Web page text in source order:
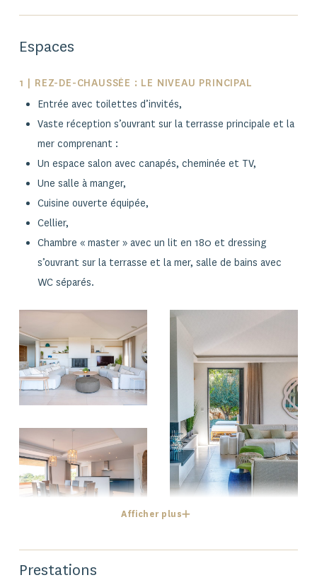
Espaces
1 | REZ-DE-CHAUSSÉE : LE NIVEAU PRINCIPAL
Entrée avec toilettes d’invités,
Vaste réception s’ouvrant sur la terrasse principale et la
mer comprenant :
Un espace salon avec canapés, cheminée et TV,
Une salle à manger,
Cuisine ouverte équipée,
Cellier,
Chambre « master » avec un lit en 180 et dressing
s’ouvrant sur la terrasse et la mer, salle de bains avec
WC séparés.
2 | NIVEAU SUPÉRIEUR : LA MASTER-SUITE
Afficher plus
Prestations